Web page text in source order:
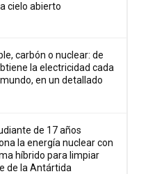
cielo abierto
carbón o nuclear: de
la electricidad cada
en un detallado
de 17 años
la energía nuclear con
híbrido para limpiar
de la Antártida